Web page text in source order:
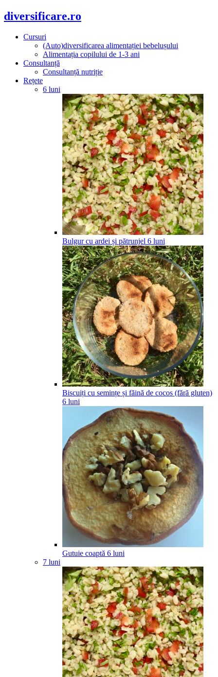
diversificare.ro
Cursuri
(Auto)diversificarea alimentației bebelușului
Alimentația copilului de 1-3 ani
Consultanță
Consultanță nutriție
Rețete
6 luni
Bulgur cu ardei și pătrunjel 6 luni
Biscuiți cu semințe și făină de cocos (fără gluten)
6 luni
Gutuie coaptă 6 luni
7 luni